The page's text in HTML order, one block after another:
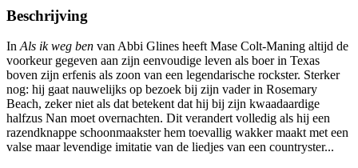
Beschrijving
InAls ik weg ben van Abbi Glines heeft Mase Colt-Maning altijd de
voorkeur gegeven aan zijn eenvoudige leven als boer in Texas
boven zijn erfenis als zoon van een legendarische rockster. Sterker
nog: hij gaat nauwelijks op bezoek bij zijn vader in Rosemary
Beach, zeker niet als dat betekent dat hij bij zijn kwaadaardige
halfzus Nan moet overnachten. Dit verandert volledig als hij een
razendknappe schoonmaakster hem toevallig wakker maakt met een
valse maar levendige imitatie van de liedjes van een countryster...